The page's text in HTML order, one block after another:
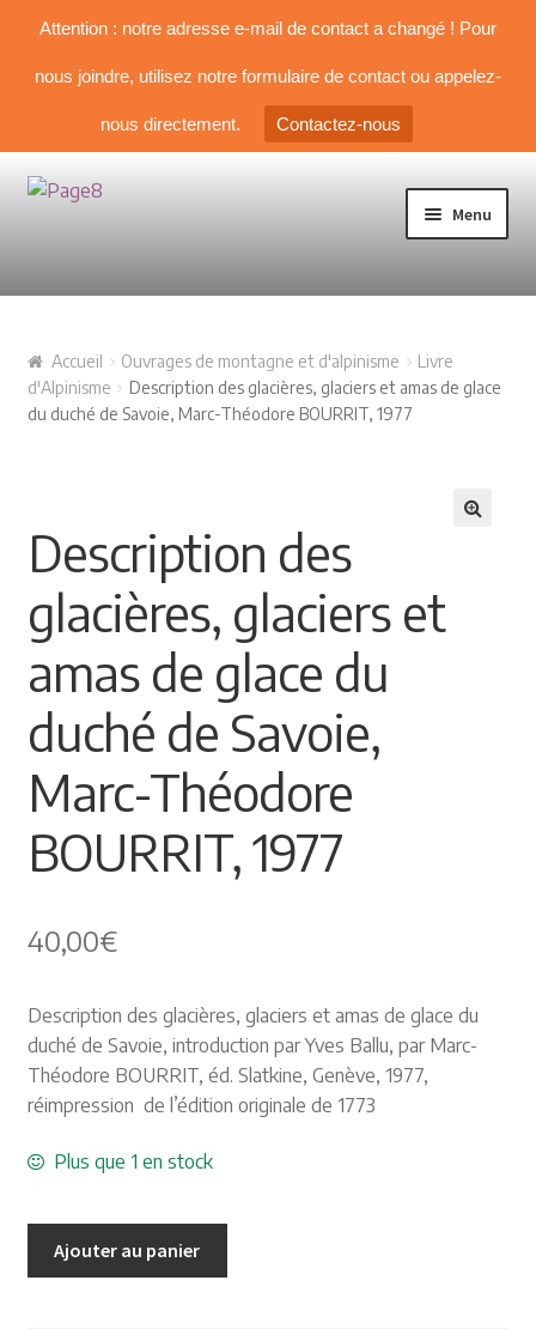
Attention : notre adresse e-mail de contact a changé ! Pour
nous joindre, utilisez notre formulaire de contact ou appelez-
nous directement. Contactez-nous
Aller à la navigation
Aller au contenu
Menu
NOS SÉLECTIONS
Himalayisme
Nature Pêche Chasse
Carte postale
Gravure
Plaquettes et publicités
Rendez-nous visite
Accueil Ouvrages de montagne et d'alpinisme
Livre
d'Alpinisme
Description des glacières, glaciers et amas de glace
du duché de Savoie, Marc-Théodore BOURRIT, 1977
Description des
glacières, glaciers et
amas de glace du
duché de Savoie,
Marc-Théodore
BOURRIT, 1977
40,00€
Description des glacières, glaciers et amas de glace du
duché de Savoie, introduction par Yves Ballu, par Marc-
Théodore BOURRIT, éd. Slatkine, Genève, 1977,
réimpression de l’édition originale de 1773
Plus que 1 en stock
Ajouter au panier